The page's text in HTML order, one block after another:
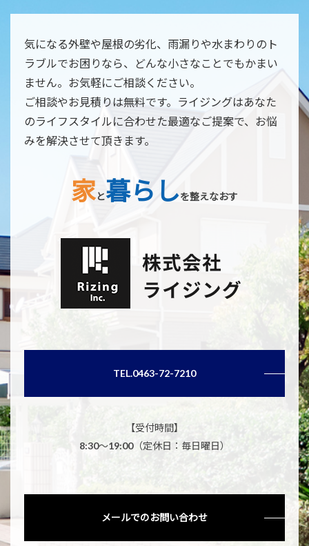
気になる外壁や屋根の劣化、雨漏りや水まわりのト
ラブルでお困りなら、どんな小さなことでもかまい
ません。お気軽にご相談ください。
ご相談やお見積りは無料です。ライジングはあなた
のライフスタイルに合わせた最適なご提案で、お悩
みを解決させて頂きます。
家と暮らしを整えなおす
TEL.0463-72-7210
【受付時間】
8:30～19:00（定休日：毎日曜日）
メールでのお問い合わせ